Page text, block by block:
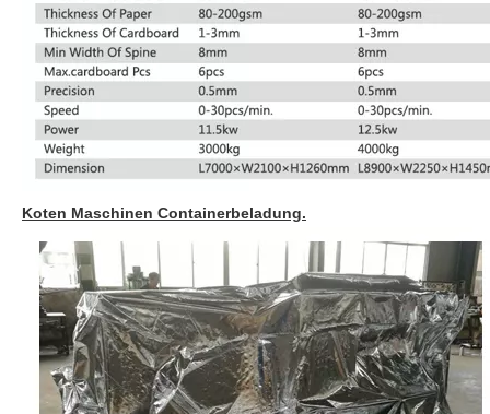
Koten Maschinen Containerbeladung.